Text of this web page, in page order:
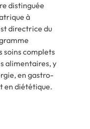
distinguée
à
directrice du
soins complets
alimentaires, y
en gastro-
en diététique.